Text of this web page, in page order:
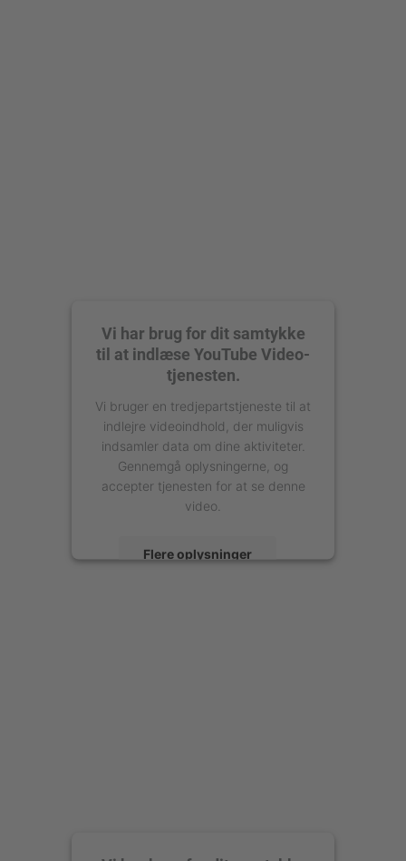
Vi har brug for dit samtykke
til at indlæse YouTube Video-
tjenesten.
Vi bruger en tredjepartstjeneste til at
indlejre videoindhold, der muligvis
indsamler data om dine aktiviteter.
Gennemgå oplysningerne, og
accepter tjenesten for at se denne
video.
Flere oplysninger